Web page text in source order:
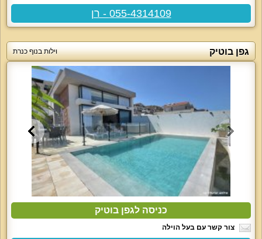
055-4314109 - רן
גפן בוטיק וילות בנוף כנרת
כניסה לגפן בוטיק
צור קשר עם בעל הוילה